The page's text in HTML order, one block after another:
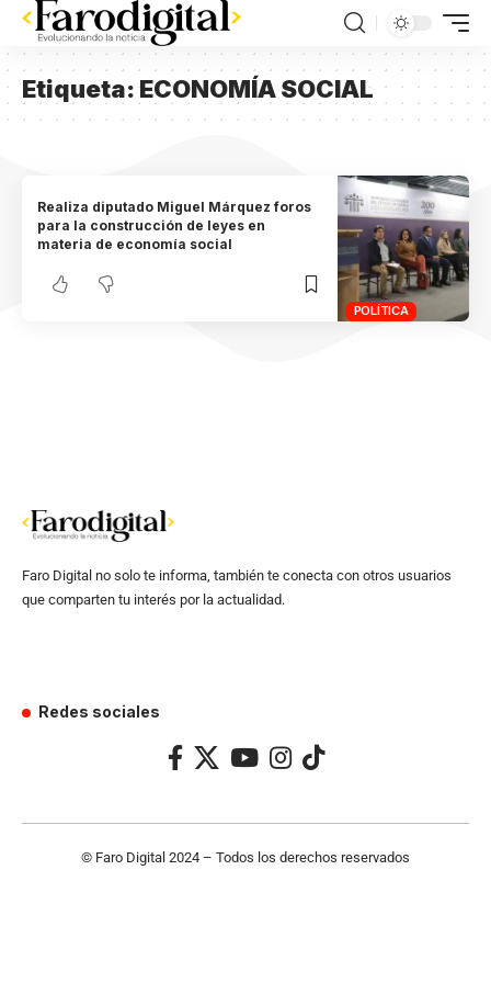
Etiqueta:ECONOMÍA SOCIAL
POLÍTICA
Realiza diputado Miguel Márquez foros
para la construcción de leyes en
materia de economía social
Faro Digital no solo te informa, también te conecta con otros usuarios
que comparten tu interés por la actualidad.
Redes sociales
© Faro Digital 2024 – Todos los derechos reservados